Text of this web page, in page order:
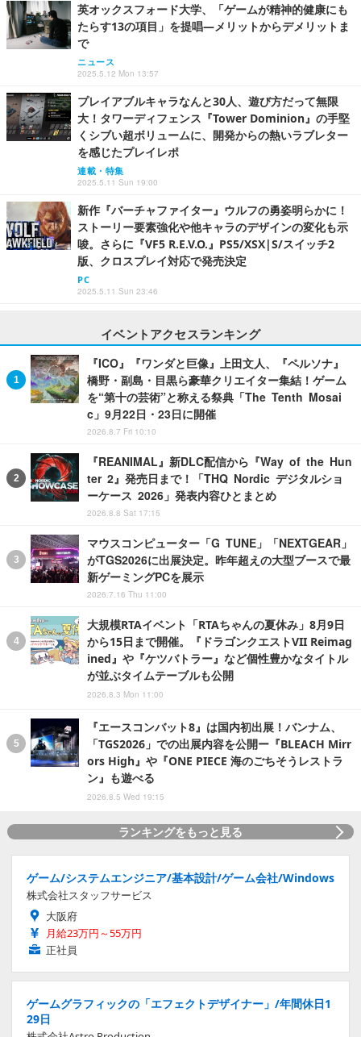
英オックスフォード大学、「ゲームが精神的健康にも
たらす13の項目」を提唱―メリットからデメリットま
で
ニュース
2025.5.12 Mon 13:57
プレイアブルキャラなんと30人、遊び方だって無限
大！タワーディフェンス『Tower Dominion』の手堅
くシブい超ボリュームに、開発からの熱いラブレター
を感じたプレイレポ
連載・特集
2025.5.11 Sun 19:00
新作『バーチャファイター』ウルフの勇姿明らかに！
ストーリー要素強化や他キャラのデザインの変化も示
唆。さらに『VF5 R.E.V.O.』PS5/XSX|S/スイッチ2
版、クロスプレイ対応で発売決定
PC
2025.5.11 Sun 23:46
イベントアクセスランキング
『ICO』『ワンダと巨像』上田文人、『ペルソナ』
橋野・副島・目黒ら豪華クリエイター集結！ゲーム
を“第十の芸術”と称える祭典「The Tenth Mosai
c」9月22日・23日に開催
2026.8.7 Fri 10:10
『REANIMAL』新DLC配信から『Way of the Hun
ter 2』発売日まで！「THQ Nordic デジタルショ
ーケース 2026」発表内容ひとまとめ
2026.8.8 Sat 17:15
マウスコンピューター「G TUNE」「NEXTGEAR」
がTGS2026に出展決定。昨年超えの大型ブースで最
新ゲーミングPCを展示
2026.7.16 Thu 11:00
大規模RTAイベント「RTAちゃんの夏休み」8月9日
から15日まで開催。『ドラゴンクエストVII Reimag
ined』や『ケツバトラー』など個性豊かなタイトル
が並ぶタイムテーブルも公開
2026.8.3 Mon 11:00
『エースコンバット8』は国内初出展！バンナム、
「TGS2026」での出展内容を公開ー『BLEACH Mirr
ors High』や『ONE PIECE 海のごちそうレストラ
ン』も遊べる
2026.8.5 Wed 19:15
ランキングをもっと見る
ゲーム/システムエンジニア/基本設計/ゲーム会社/Windows
株式会社スタッフサービス
大阪府
月給23万円～55万円
正社員
ゲームグラフィックの「エフェクトデザイナー」/年間休日1
29日